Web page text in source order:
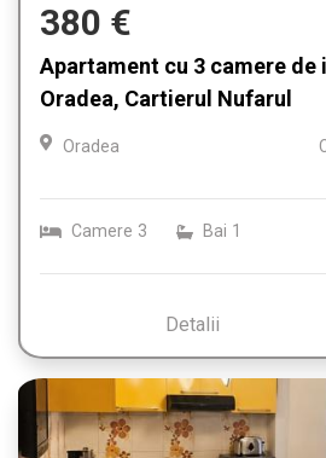
380 €
Apartament cu 3 camere de
Oradea, Cartierul Nufarul
Oradea
Camere 3 Bai 1
Detalii